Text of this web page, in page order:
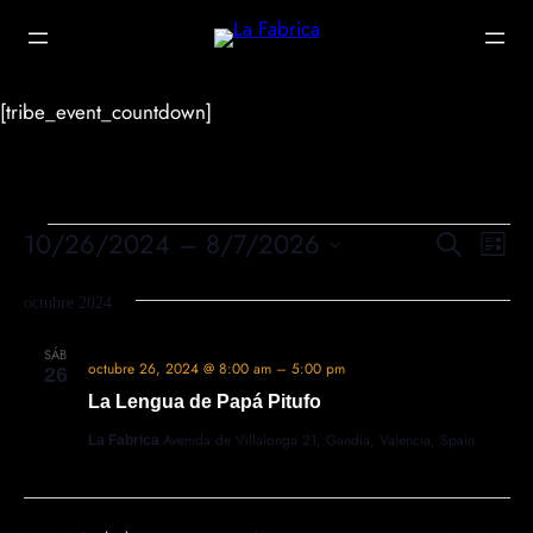
[tribe_event_countdown]
Eventos
de
y
BuscarLista
10/26/2024 – 8/7/2026
fecha.
octubre 2024
SÁB
26
La Lengua de Papá Pitufo
octubre 26, 2024 @ 8:00 am– 5:00 pm
La Fabrica Avenida de Villalonga 21, Gandia, Valencia, Spain